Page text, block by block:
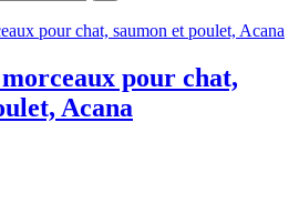
pour chat,
Acana